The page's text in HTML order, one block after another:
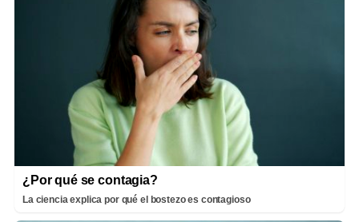
¿Por qué se contagia?
La ciencia explica por qué el bostezo es contagioso